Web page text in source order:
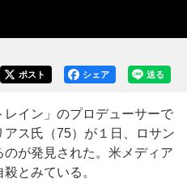
送る
シェア
ポスト
イン」のプロデューサーで
ス氏（75）が１日、ロサン
が発見された。米メディア
とみている。